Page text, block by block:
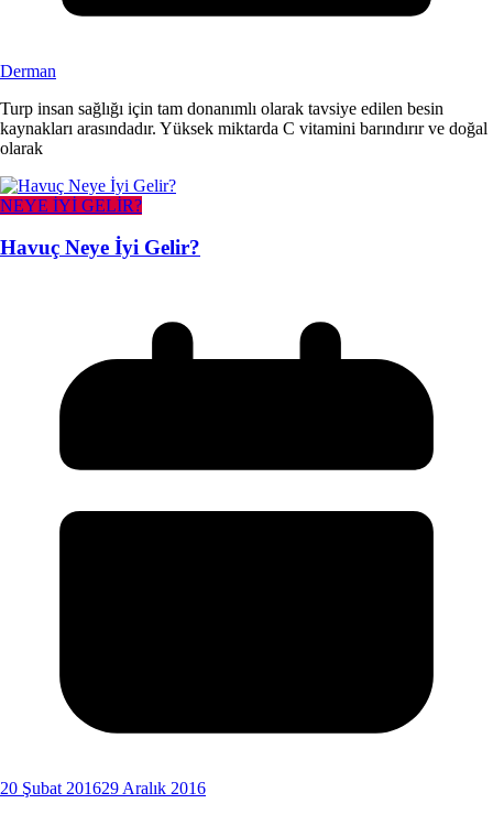
Derman
Turp insan sağlığı için tam donanımlı olarak tavsiye edilen besin
kaynakları arasındadır. Yüksek miktarda C vitamini barındırır ve doğal
olarak
NEYE İYİ GELİR?
Havuç Neye İyi Gelir?
20 Şubat 201629 Aralık 2016